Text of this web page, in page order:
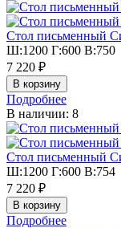
Стол письменный
Ш:1200 Г:600 В:750
7 220 ₽
Подробнее
В наличии: 8
Стол письменный
Ш:1200 Г:600 В:754
7 220 ₽
Подробнее